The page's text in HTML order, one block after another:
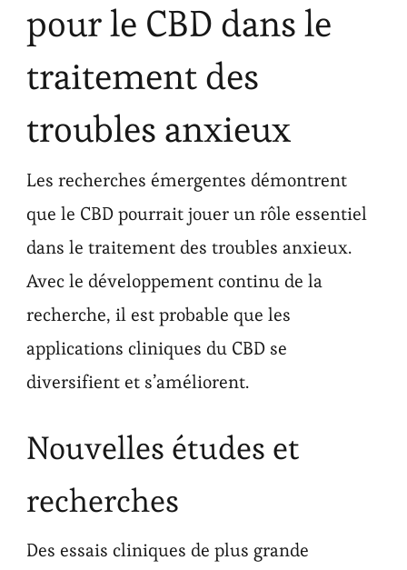
pour le CBD dans le
traitement des
troubles anxieux
Les recherches émergentes démontrent
que le CBD pourrait jouer un rôle essentiel
dans le traitement des troubles anxieux.
Avec le développement continu de la
recherche, il est probable que les
applications cliniques du CBD se
diversifient et s’améliorent.
Nouvelles études et
recherches
Des essais cliniques de plus grande